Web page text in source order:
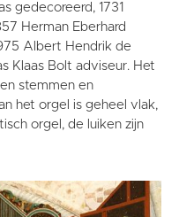
gedecoreerd, 1731
Herman Eberhard
Albert Hendrik de
Klaas Bolt adviseur. Het
stemmen en
het orgel is geheel vlak,
orgel, de luiken zijn